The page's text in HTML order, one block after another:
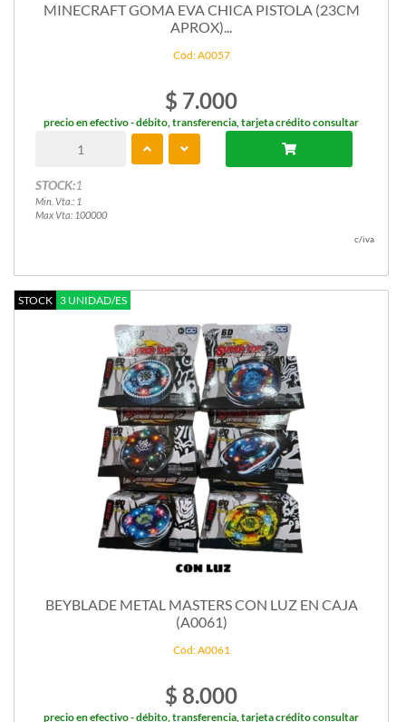
MINECRAFT GOMA EVA CHICA PISTOLA (23CM
APROX)...
Cód: A0057
$ 7.000
precio en efectivo - débito, transferencia, tarjeta crédito consultar
STOCK:1
Min. Vta.: 1
Max Vta: 100000
c/iva
STOCK 3 UNIDAD/ES
BEYBLADE METAL MASTERS CON LUZ EN CAJA
(A0061)
Cód: A0061
$ 8.000
precio en efectivo - débito, transferencia, tarjeta crédito consultar